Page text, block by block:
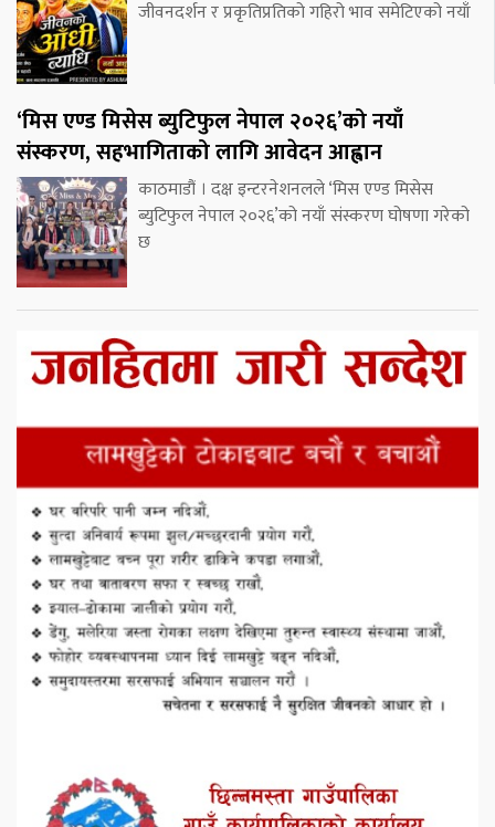
जीवनदर्शन र प्रकृतिप्रतिको गहिरो भाव समेटिएको नयाँ
‘मिस एण्ड मिसेस ब्युटिफुल नेपाल २०२६’को नयाँ
संस्करण, सहभागिताको लागि आवेदन आह्वान
काठमाडौं । दक्ष इन्टरनेशनलले ‘मिस एण्ड मिसेस
ब्युटिफुल नेपाल २०२६’को नयाँ संस्करण घोषणा गरेको
छ